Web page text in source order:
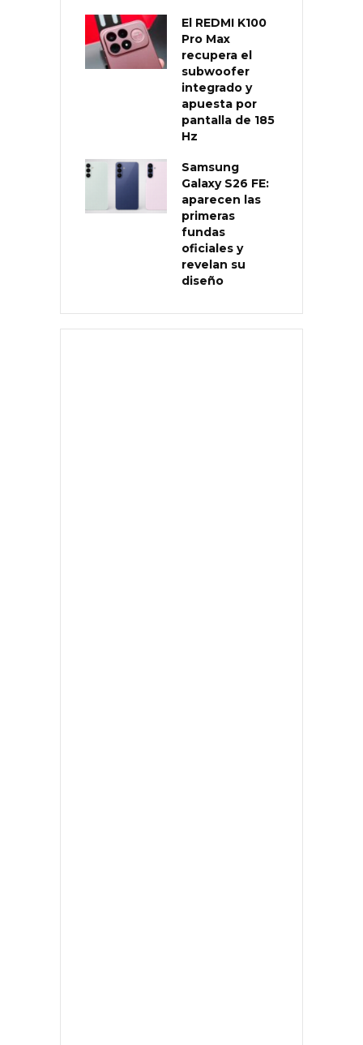
El REDMI K100
Pro Max
recupera el
subwoofer
integrado y
apuesta por
pantalla de 185
Hz
Samsung
Galaxy S26 FE:
aparecen las
primeras
fundas
oficiales y
revelan su
diseño